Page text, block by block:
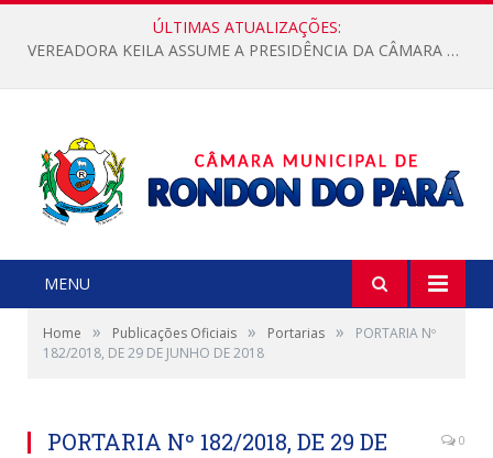
ÚLTIMAS ATUALIZAÇÕES:
VEREADORA KEILA ASSUME A PRESIDÊNCIA DA CÂMARA MUNICIPAL.
MENU
Home » Publicações Oficiais » Portarias »
PORTARIA Nº
182/2018, DE 29 DE JUNHO DE 2018
PORTARIA Nº 182/2018, DE 29 DE
0